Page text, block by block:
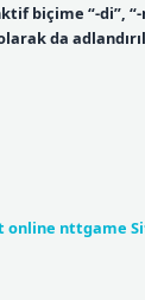
biçime “-di”,
da
online nttgame